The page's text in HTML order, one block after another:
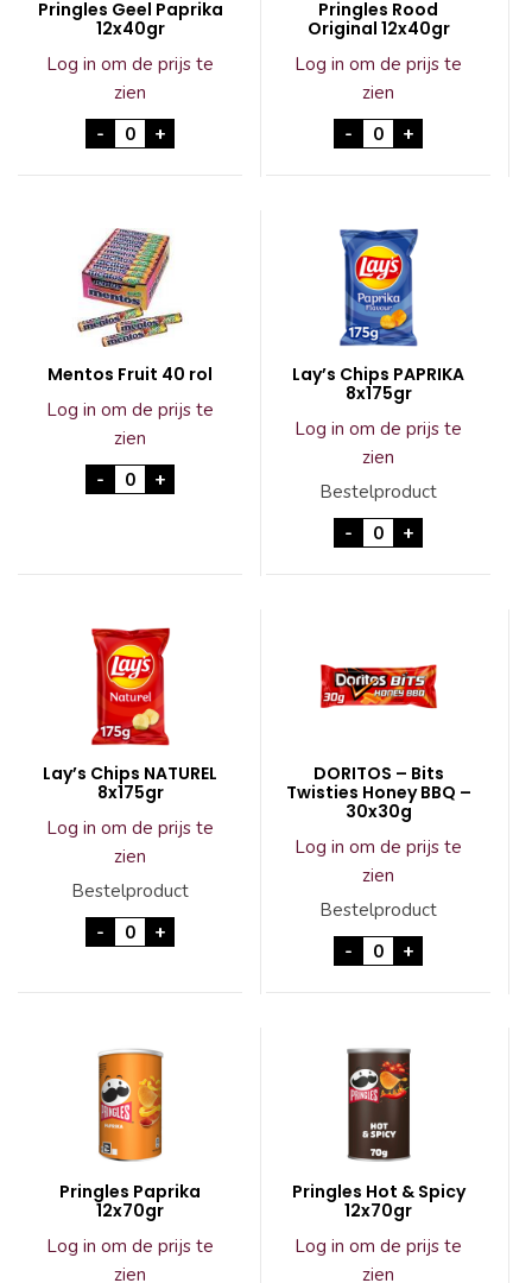
Pringles Geel Paprika
12x40gr
Log in om de prijs te
zien
- Pringles Geel Paprika 12x40gr aantal
+
Pringles Rood
Original 12x40gr
Log in om de prijs te
zien
- Pringles Rood
+
Mentos Fruit 40 rol
Log in om de prijs te
zien
- Mentos Fruit 40 rol aantal
+
Lay’s Chips PAPRIKA
8x175gr
Log in om de prijs te
zien
Bestelproduct
- Lay's Chips
+
Lay’s Chips NATUREL
8x175gr
Log in om de prijs te
zien
Bestelproduct
- Lay's Chips NATUREL 8x175gr aantal
+
DORITOS – Bits
Twisties Honey BBQ –
30x30g
Log in om de prijs te
zien
Bestelproduct
- DORITOS - Bits
+
Pringles Paprika
12x70gr
Log in om de prijs te
zien
Pringles Hot & Spicy
12x70gr
Log in om de prijs te
zien